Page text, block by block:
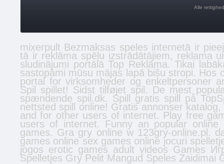
Alle
mixerpult Bezmaksas speles internetā ir
tā ir reklāma spēļu izstrādātājiem, reklama
sludinājumi portālā Top Reklāma. Tikai
sastopāmi mūsu mājas lapā bišu stropi. Hos
portal for virksomheder og enkeltpersoner
Spil spillet! Sidst tilføjet spil . De mest
spændende spil.dk. Spill gratis spill på
nettsted spill online! Gratis annonser katalog,
and for other users of internet. Play free
users of internet. Funny an popular
games. Gra gry online w 123gry-online.pl.
games online sex games online jocuri
jogos erotic games adult videos Games
Spelletjes Gry Pelit Mangud Speles Zaidimai